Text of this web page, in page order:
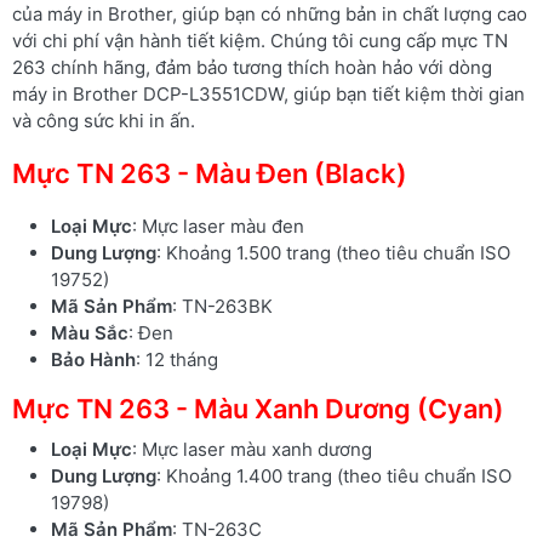
của máy in Brother, giúp bạn có những bản in chất lượng cao
với chi phí vận hành tiết kiệm. Chúng tôi cung cấp mực TN
263 chính hãng, đảm bảo tương thích hoàn hảo với dòng
máy in Brother DCP-L3551CDW, giúp bạn tiết kiệm thời gian
và công sức khi in ấn.
Mực TN 263 - Màu Đen (Black)
Loại Mực: Mực laser màu đen
Dung Lượng: Khoảng 1.500 trang (theo tiêu chuẩn ISO
19752)
Mã Sản Phẩm: TN-263BK
Màu Sắc: Đen
Bảo Hành: 12 tháng
Mực TN 263 - Màu Xanh Dương (Cyan)
Loại Mực: Mực laser màu xanh dương
Dung Lượng: Khoảng 1.400 trang (theo tiêu chuẩn ISO
19798)
Mã Sản Phẩm: TN-263C